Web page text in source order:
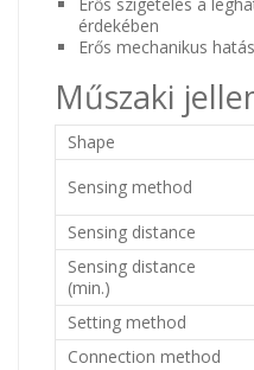
érdekében
Erős mechanikus
Műszaki
Shape
Sensing method
Sensing distance
Sensing distance
(min.)
Setting method
Connection method